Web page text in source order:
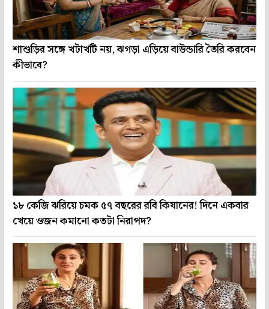
শাশুড়ির সঙ্গে খটাখটি নয়, ঝগড়া এড়িয়ে বাউন্ডারি তৈরি করবেন
কীভাবে?
১৮ কেজি ঝরিয়ে চমক ৫৭ বছরের রবি কিষানের! দিনে একবার
খেয়ে ওজন কমানো কতটা নিরাপদ?